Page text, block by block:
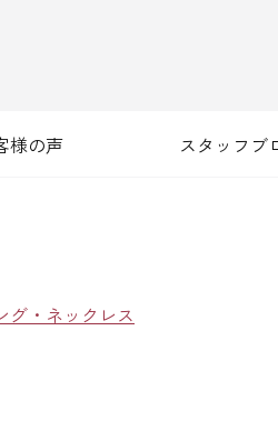
様の声 スタッフブ
グ・ネックレス